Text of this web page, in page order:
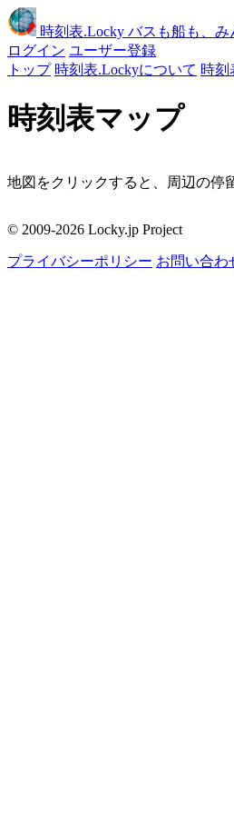
時刻表.Locky バスも船も、み
ログイン ユーザー登録
トップ 時刻表.Lockyについて 時刻
時刻表マップ
地図をクリックすると、周辺の停
周辺の停留所
© 2009-2026 Locky.jp Project
プライバシーポリシー お問い合わ